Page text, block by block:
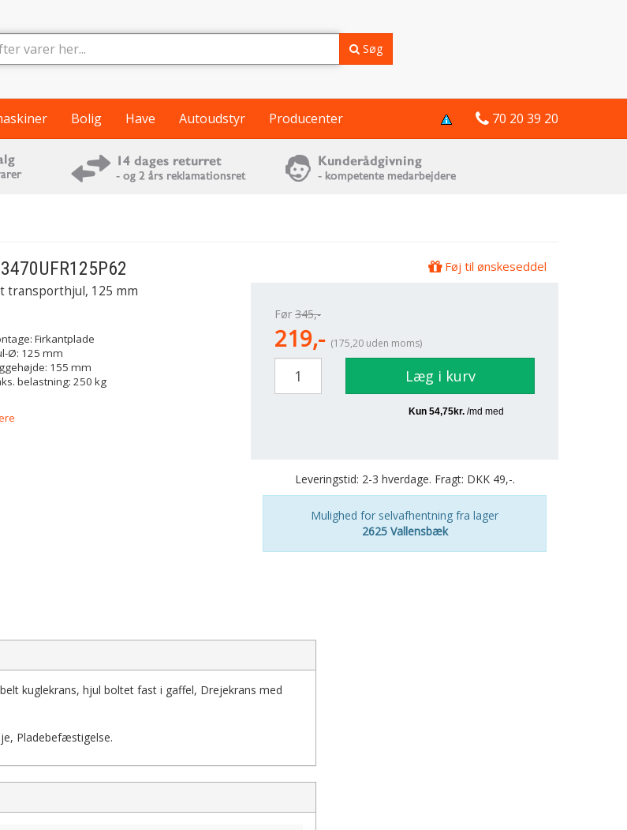
Søg
Bolig Have Autoudstyr Producenter 70 20 39 20
3470UFR125P62
transporthjul, 125 mm
Firkantplade
Ø: 125 mm
155 mm
belastning: 250 kg
Føj til ønskeseddel
Før 345,-
219,- (175,20 uden moms)
Læg i kurv
Leveringstid: 2-3 hverdage. Fragt: DKK 49,-.
Mulighed for selvafhentning fra lager
2625 Vallensbæk
kuglekrans, hjul boltet fast i gaffel, Drejekrans med
Pladebefæstigelse.